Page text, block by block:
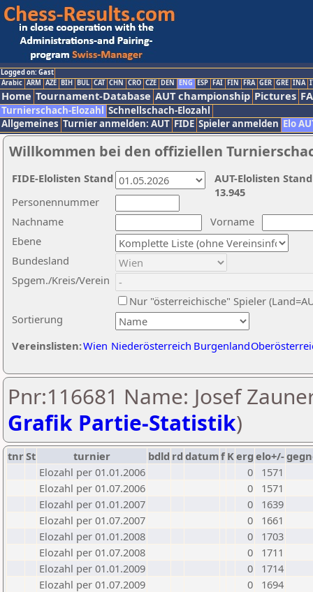
Logged on: Gast
Arabic ARM AZE BIH BUL CAT CHN CRO CZE DEN ENG ESP FAI FIN FRA GER GRE INA
Home Tournament-Database AUT championship Pictures
Turnierschach-Elozahl Schnellschach-Elozahl
Allgemeines Turnier anmelden: AUT FIDE Spieler anmelden Elo
Willkommen bei den offiziellen
Nachname
Vorname
Ebene
Sortierung
Personennummer
Bundesland
Spgem./Kreis/Verein
Nur "österreichische" Spieler
Vereinslisten:Wien Niederösterreich Burgenland
AUT-Elolisten
13.945
FIDE-Elolisten Stand
Pnr:116681 Name: Josef
Grafik Partie-Statistik)
tnrSt turnier bdld rd datumf Kerg elo+/-
Elozahl per 01.01.2006
0
1571
Elozahl per 01.07.2006
0
1571
Elozahl per 01.01.2007
0
1639
Elozahl per 01.07.2007
0
1661
Elozahl per 01.01.2008
0
1703
Elozahl per 01.07.2008
0
1711
Elozahl per 01.01.2009
0
1714
Elozahl per 01.07.2009
0
1694